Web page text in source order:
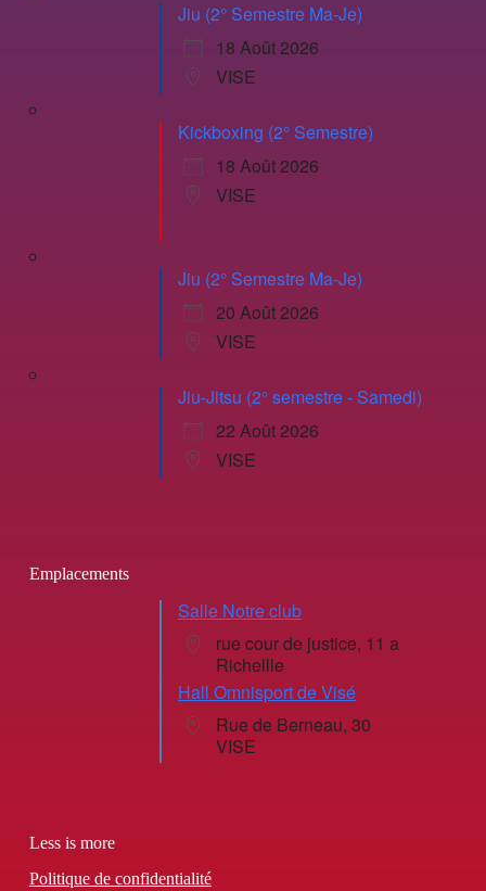
Jiu (2° Semestre Ma-Je)
18 Août 2026
VISE
Kickboxing (2° Semestre)
18 Août 2026
VISE
Jiu (2° Semestre Ma-Je)
20 Août 2026
VISE
Jiu-Jitsu (2° semestre - Samedi)
22 Août 2026
VISE
Emplacements
Salle Notre club
rue cour de justice, 11 a
Richellle
Hall Omnisport de Visé
Rue de Berneau, 30
VISE
Less is more
Politique de confidentialité